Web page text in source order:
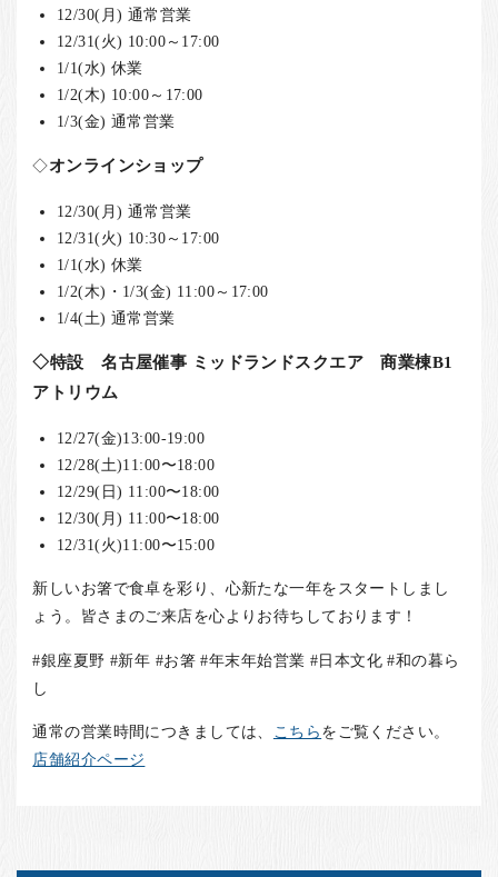
12/30(月) 通常営業
12/31(火) 10:00～17:00
1/1(水) 休業
1/2(木) 10:00～17:00
1/3(金) 通常営業
◇オンラインショップ
12/30(月) 通常営業
12/31(火) 10:30～17:00
1/1(水) 休業
1/2(木)・1/3(金) 11:00～17:00
1/4(土) 通常営業
◇特設 名古屋催事 ミッドランドスクエア 商業棟B1
アトリウム
12/27(金)13:00-19:00
12/28(土)11:00〜18:00
12/29(日) 11:00〜18:00
12/30(月) 11:00〜18:00
12/31(火)11:00〜15:00
新しいお箸で食卓を彩り、心新たな一年をスタートしまし
ょう。皆さまのご来店を心よりお待ちしております！
#銀座夏野 #新年 #お箸 #年末年始営業 #日本文化 #和の暮ら
し
通常の営業時間につきましては、 こちらをご覧ください。
店舗紹介ページ